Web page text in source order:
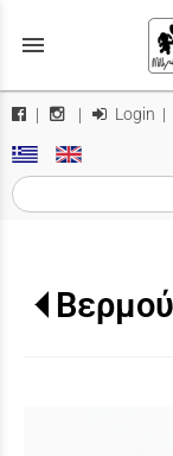
menu
| | Login |